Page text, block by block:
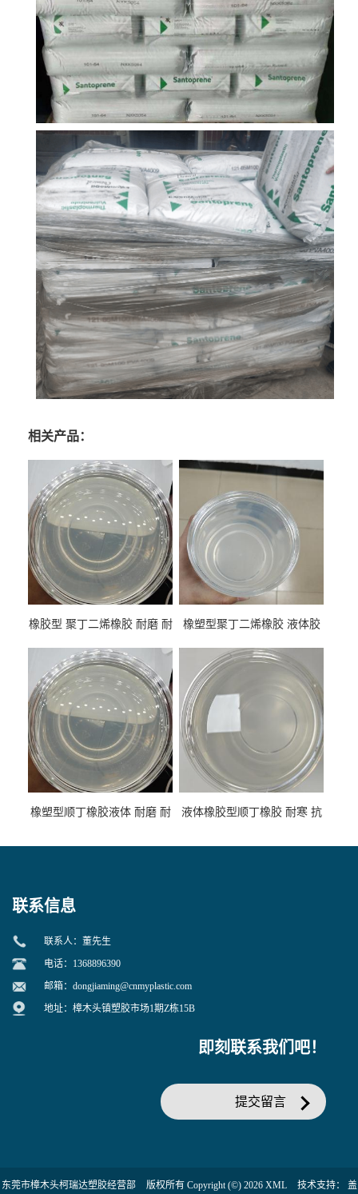
相关产品：
橡胶型 聚丁二烯橡胶 耐磨 耐
性
橡塑型聚丁二烯橡胶 液体胶
专用
橡塑型顺丁橡胶液体 耐磨 耐
液体橡胶型顺丁橡胶 耐寒 抗
联系信息
联系人：董先生
电话：1368896390
邮箱： dongjiaming@cnmyplastic.com
地址：樟木头镇塑胶市场1期Z栋15B
即刻联系我们吧！
提交留言
东莞市樟木头柯瑞达塑胶经营部 版权所有 Copyright (©) 2026 XML 技术支持： 盖